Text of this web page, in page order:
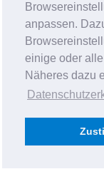
anpassen.
einige oder
Näheres dazu